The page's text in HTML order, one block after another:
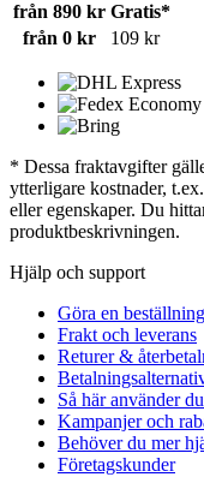
från 890 kr Gratis*
från 0 kr
109 kr
* Dessa fraktavgifter
ytterligare kostnader,
eller egenskaper. Du
produktbeskrivningen.
Hjälp och support
Göra en beställning
Frakt och leverans
Returer &
Så här använder
Kampanjer och
Behöver du mer
Företagskunder